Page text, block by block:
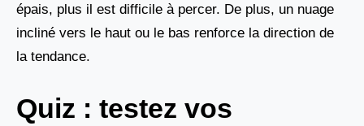
épais, plus il est difficile à percer. De plus, un nuage
incliné vers le haut ou le bas renforce la direction de
la tendance.
Quiz : testez vos